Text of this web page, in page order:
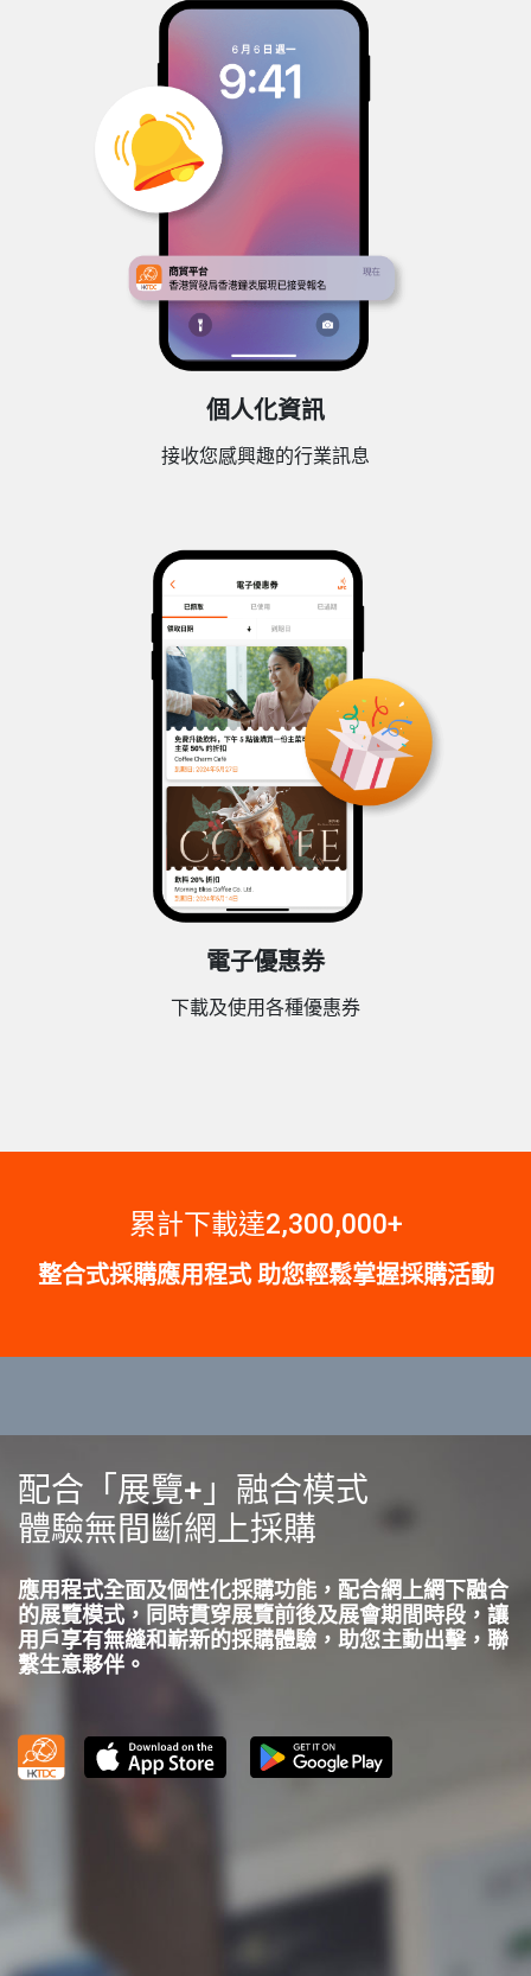
個人化資訊
接收您感興趣的行業訊息
電子優惠券
下載及使用各種優惠券
累計下載達2,300,000+
整合式採購應用程式 助您輕鬆掌握採購活動
配合「展覽+」融合模式
體驗無間斷網上採購
應用程式全面及個性化採購功能，配合網上網下融合
的展覽模式，同時貫穿展覽前後及展會期間時段，讓
用戶享有無縫和嶄新的採購體驗，助您主動出擊，聯
繫生意夥伴。